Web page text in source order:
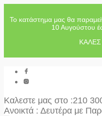
Το κατάστημα μας θα
10 Αυγούστου
Καλεστε μας στο :210
Ανοικτά : Δευτέρα με